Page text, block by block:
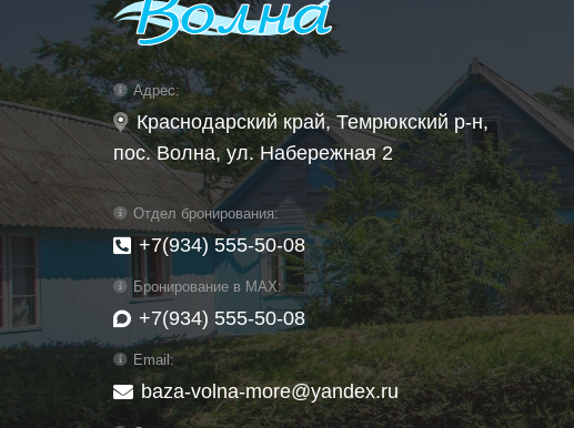
Адрес:
Краснодарский край, Темрюкский р-н,
пос. Волна, ул. Набережная 2
Отдел бронирования:
+7(934) 555-50-08
Бронирование в MAX:
+7(934) 555-50-08
Email:
baza-volna-more@yandex.ru